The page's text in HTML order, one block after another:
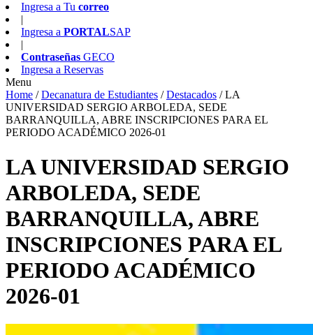
Ingresa a Tu correo
Ingresa a PORTALSAP
Contraseñas GECO
Ingresa a Reservas
Menu
Home /Decanatura de Estudiantes /Destacados /LA
UNIVERSIDAD SERGIO ARBOLEDA, SEDE
BARRANQUILLA, ABRE INSCRIPCIONES PARA EL
PERIODO ACADÉMICO 2026-01
LA UNIVERSIDAD SERGIO
ARBOLEDA, SEDE
BARRANQUILLA, ABRE
INSCRIPCIONES PARA EL
PERIODO ACADÉMICO
2026-01